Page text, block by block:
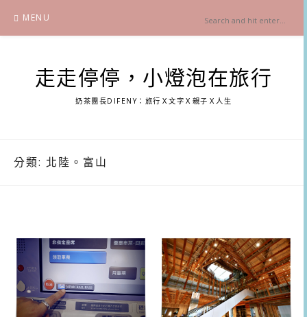
content
MENU
走走停停，小燈泡在旅行
奶茶團長DIFENY：旅行Ｘ文字Ｘ親子Ｘ人生
分類: 北陸。富山